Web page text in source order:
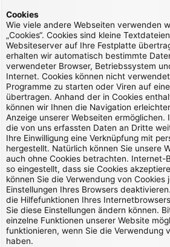
Cookies
Wie viele andere Webseiten verwenden
„Cookies“. Cookies sind kleine
Websiteserver auf Ihre Festplatte
erhalten wir automatisch bestimmte
verwendeter Browser, Betriebssystem
Internet. Cookies können nicht
Programme zu starten oder Viren auf
übertragen. Anhand der in Cookies
können wir Ihnen die Navigation
Anzeige unserer Webseiten ermöglichen.
die von uns erfassten Daten an Dritte
Ihre Einwilligung eine Verknüpfung mit
hergestellt. Natürlich können Sie unsere
auch ohne Cookies betrachten. Internet-
so eingestellt, dass sie Cookies
können Sie die Verwendung von Cookies
Einstellungen Ihres Browsers
die Hilfefunktionen Ihres
Sie diese Einstellungen ändern können.
einzelne Funktionen unserer Website
funktionieren, wenn Sie die Verwendung
haben.